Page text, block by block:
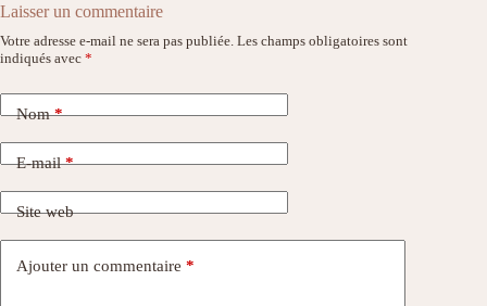
Laisser un commentaire
Votre adresse e-mail ne sera pas publiée. Les champs obligatoires sont
indiqués avec *
Nom*
E-mail*
Site web
Ajouter un commentaire *